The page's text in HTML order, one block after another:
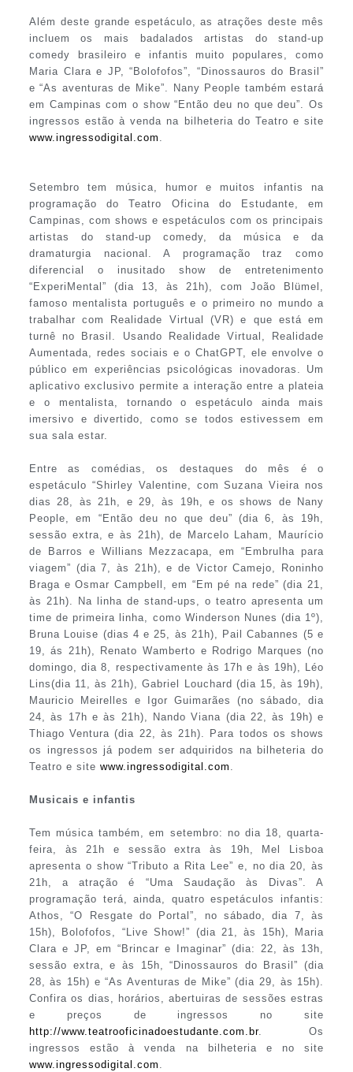
Além deste grande espetáculo, as atrações deste mês
incluem os mais badalados artistas do stand-up
comedy brasileiro e infantis muito populares, como
Maria Clara e JP, “Bolofofos”, “Dinossauros do Brasil”
e “As aventuras de Mike”. Nany People também estará
em Campinas com o show “Então deu no que deu”. Os
ingressos estão à venda na bilheteria do Teatro e site
www.ingressodigital.com .
Setembro tem música, humor e muitos infantis na
programação do Teatro Oficina do Estudante, em
Campinas, com shows e espetáculos com os principais
artistas do stand-up comedy, da música e da
dramaturgia nacional. A programação traz como
diferencial o inusitado show de entretenimento
“ExperiMental” (dia 13, às 21h), com João Blümel,
famoso mentalista português e o primeiro no mundo a
trabalhar com Realidade Virtual (VR) e que está em
turnê no Brasil. Usando Realidade Virtual, Realidade
Aumentada, redes sociais e o ChatGPT, ele envolve o
público em experiências psicológicas inovadoras. Um
aplicativo exclusivo permite a interação entre a plateia
e o mentalista, tornando o espetáculo ainda mais
imersivo e divertido, como se todos estivessem em
sua sala estar.
Entre as comédias, os destaques do mês é o
espetáculo “Shirley Valentine, com Suzana Vieira nos
dias 28, às 21h, e 29, às 19h, e os shows de Nany
People, em “Então deu no que deu” (dia 6, às 19h,
sessão extra, e às 21h), de Marcelo Laham, Maurício
de Barros e Willians Mezzacapa, em “Embrulha para
viagem” (dia 7, às 21h), e de Victor Camejo, Roninho
Braga e Osmar Campbell, em “Em pé na rede” (dia 21,
às 21h). Na linha de stand-ups, o teatro apresenta um
time de primeira linha, como Winderson Nunes (dia 1º),
Bruna Louise (dias 4 e 25, às 21h), Pail Cabannes (5 e
19, ás 21h), Renato Wamberto e Rodrigo Marques (no
domingo, dia 8, respectivamente às 17h e às 19h), Léo
Lins(dia 11, às 21h), Gabriel Louchard (dia 15, às 19h),
Mauricio Meirelles e Igor Guimarães (no sábado, dia
24, às 17h e às 21h), Nando Viana (dia 22, às 19h) e
Thiago Ventura (dia 22, às 21h). Para todos os shows
os ingressos já podem ser adquiridos na bilheteria do
Teatro e site www.ingressodigital.com .
Musicais e infantis
Tem música também, em setembro: no dia 18, quarta-
feira, às 21h e sessão extra às 19h, Mel Lisboa
apresenta o show “Tributo a Rita Lee” e, no dia 20, às
21h, a atração é “Uma Saudação às Divas”. A
programação terá, ainda, quatro espetáculos infantis:
Athos, “O Resgate do Portal”, no sábado, dia 7, às
15h), Bolofofos, “Live Show!” (dia 21, às 15h), Maria
Clara e JP, em “Brincar e Imaginar” (dia: 22, às 13h,
sessão extra, e às 15h, “Dinossauros do Brasil” (dia
28, às 15h) e “As Aventuras de Mike” (dia 29, às 15h).
Confira os dias, horários, abertuiras de sessões estras
e preços de ingressos no site
http://www.teatrooficinadoestudante.com.br. Os
ingressos estão à venda na bilheteria e no site
www.ingressodigital.com .